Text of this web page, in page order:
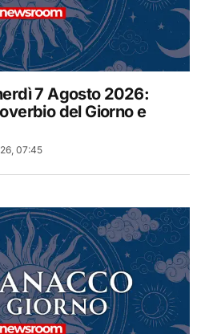
7 Agosto 2026:
del Giorno e
07:45